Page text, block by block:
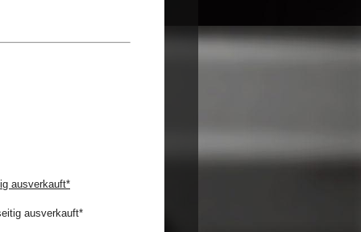
ausverkauft*